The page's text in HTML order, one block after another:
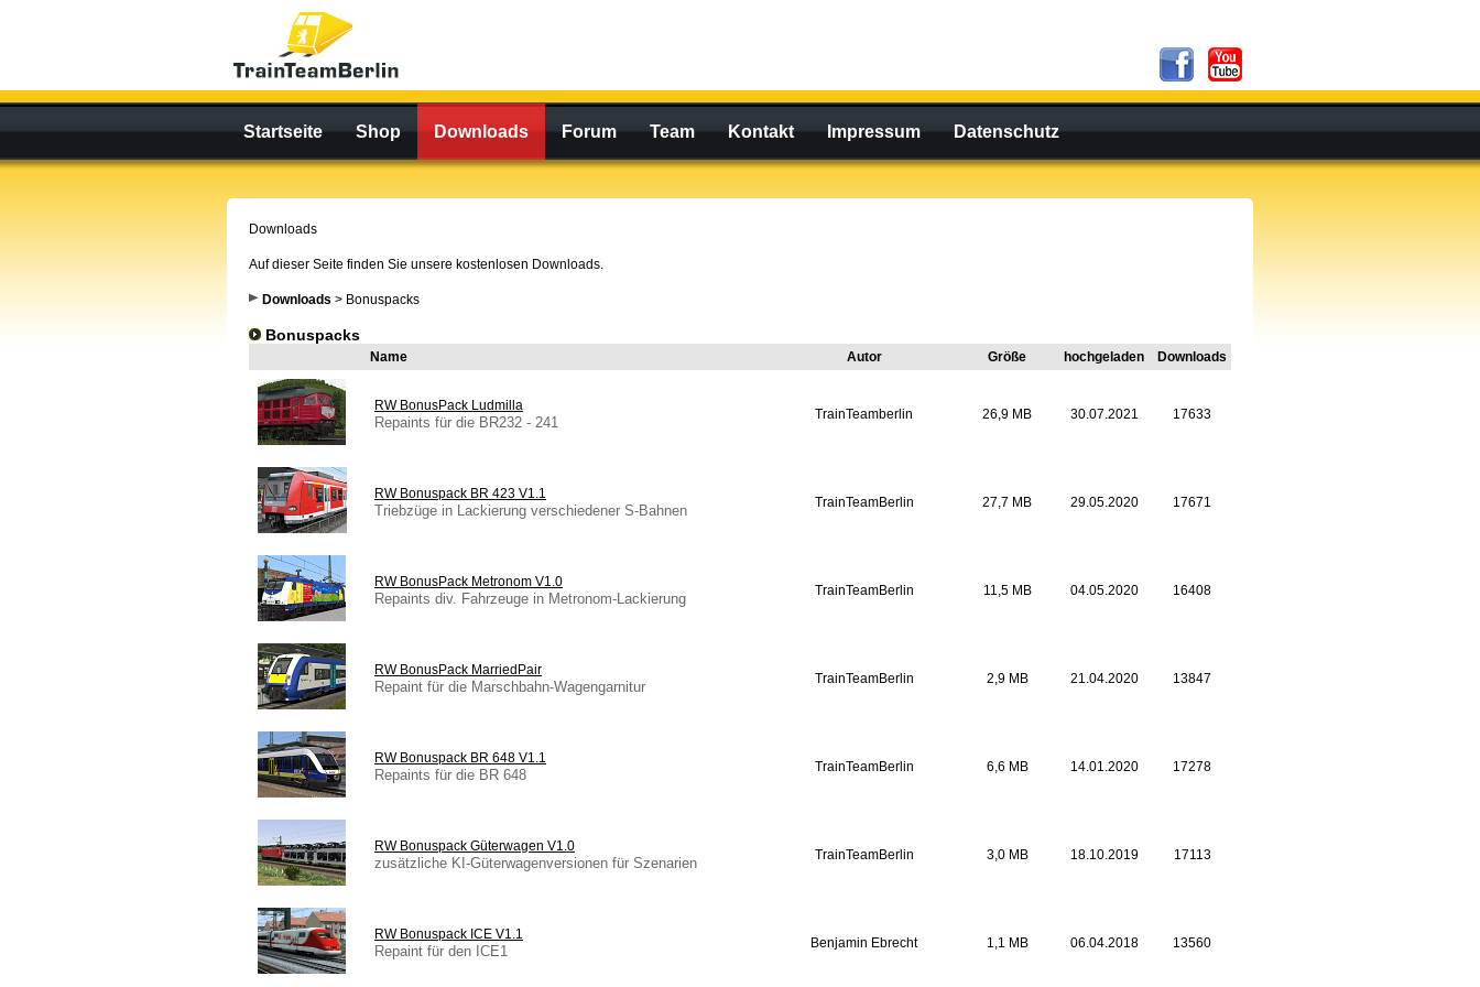
Startseite Shop Downloads Forum Team Kontakt Impressum Datenschutz
Downloads
Auf dieser Seite finden Sie unsere kostenlosen Downloads.
Downloads > Bonuspacks
Bonuspacks
Name Autor Größe hochgeladen Downloads
RW BonusPack Ludmilla
Repaints für die BR232 - 241 TrainTeamberlin 26,9 MB 30.07.2021 17633
RW Bonuspack BR 423 V1.1
Triebzüge in Lackierung verschiedener S-Bahnen TrainTeamBerlin 27,7 MB 29.05.2020 17671
RW BonusPack Metronom V1.0
Repaints div. Fahrzeuge in Metronom-Lackierung TrainTeamBerlin 11,5 MB 04.05.2020 16408
RW BonusPack MarriedPair
Repaint für die Marschbahn-Wagengarnitur TrainTeamBerlin 2,9 MB 21.04.2020 13847
RW Bonuspack BR 648 V1.1
Repaints für die BR 648 TrainTeamBerlin 6,6 MB 14.01.2020 17278
RW Bonuspack Güterwagen V1.0
zusätzliche KI-Güterwagenversionen für Szenarien TrainTeamBerlin 3,0 MB 18.10.2019 17113
RW Bonuspack ICE V1.1
Repaint für den ICE1 Benjamin Ebrecht 1,1 MB 06.04.2018 13560